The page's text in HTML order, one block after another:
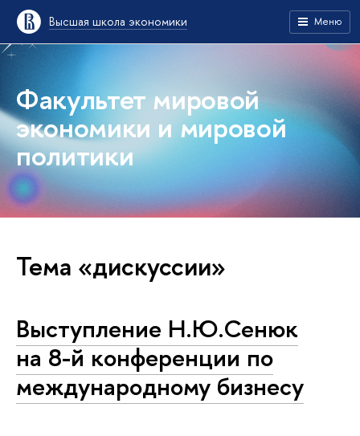
Высшая школа экономики Меню
Факультет мировой
экономики и мировой
политики
Тема «дискуссии»
Выступление Н.Ю.Сенюк
на 8-й конференции по
международному бизнесу